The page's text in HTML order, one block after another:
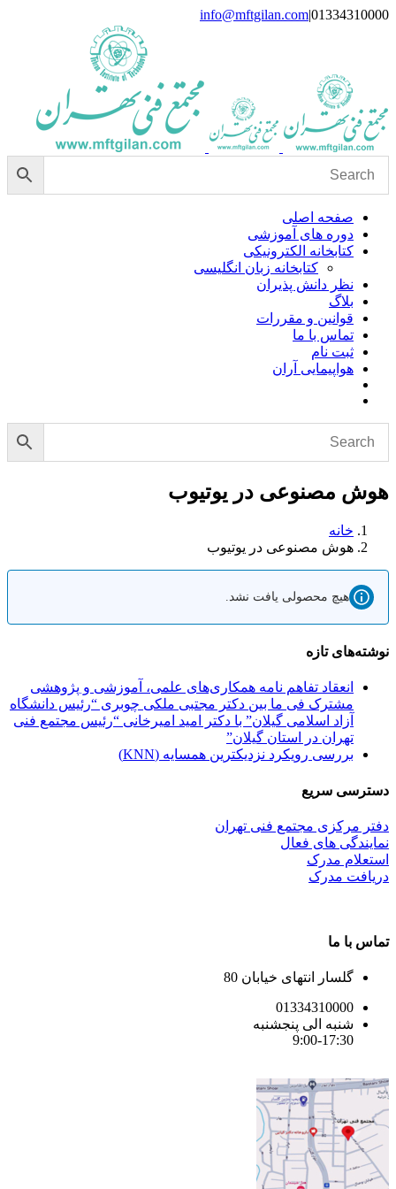
Skip
01334310000
|
info@mftgilan.com
صفحه اصلی
دوره های آموزشی
کتابخانه الکترونیکی
کتابخانه زبان انگلیسی
نظر دانش پذیران
بلاگ
قوانین و مقررات
تماس با ما
ثبت نام
هواپیمایی آران
هوش مصنوعی در یوتیوب
خانه
هوش مصنوعی در یوتیوب
هیچ محصولی یافت نشد.
نوشته‌های تازه
انعقاد تفاهم نامه همکاری‌های علمی، آموزشی و پژوهشی
مشترک فی ما بین دکتر مجتبی ملکی چوبری “رئیس دانشگاه
آزاد اسلامی گیلان” با دکتر امید امیرخانی “رئیس مجتمع فنی
تهران در استان گیلان”
بررسی رویکرد نزدیکترین همسایه (KNN)
دسترسی سریع
دفتر مرکزی مجتمع فنی تهران
نمایندگی های فعال
استعلام مدرک
دریافت مدرک
تماس با ما
گلسار انتهای خیابان 80
01334310000
شنبه الی پنجشنبه
9:00-17:30